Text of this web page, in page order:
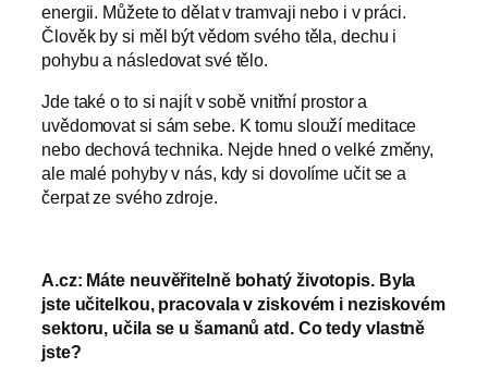
energii. Můžete to dělat v tramvaji nebo i v práci.
Člověk by si měl být vědom svého těla, dechu i
pohybu a následovat své tělo.
Jde také o to si najít v sobě vnitřní prostor a
uvědomovat si sám sebe. K tomu slouží meditace
nebo dechová technika. Nejde hned o velké změny,
ale malé pohyby v nás, kdy si dovolíme učit se a
čerpat ze svého zdroje.
A.cz: Máte neuvěřitelně bohatý životopis. Byla
jste učitelkou, pracovala v ziskovém i neziskovém
sektoru, učila se u šamanů atd. Co tedy vlastně
jste?